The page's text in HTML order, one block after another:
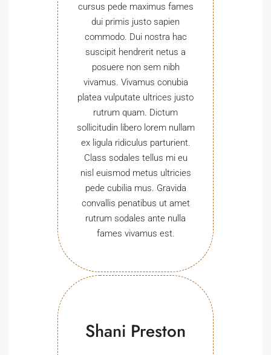
cursus pede maximus fames
dui primis justo sapien
commodo. Dui nostra hac
suscipit hendrerit netus a
posuere non sem nibh
vivamus. Vivamus conubia
platea vulputate ultrices justo
rutrum quam. Dictum
sollicitudin libero lorem nullam
ex ligula ridiculus parturient.
Class sodales tellus mi eu
nisl euismod metus ultricies
pede cubilia mus. Gravida
convallis penatibus ut amet
rutrum sodales ante nulla
fames vivamus est.
Shani Preston